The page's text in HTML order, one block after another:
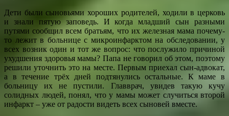
Дети были сыновьями хороших родителей, ходили в церковь
и знали пятую заповедь. И когда младший сын разными
путями сообщил всем братьям, что их железная мама почему-
то лежит в больнице с микроинфарктом на обследовании, у
всех возник один и тот же вопрос: что послужило причиной
ухудшения здоровья мамы? Папа не говорил об этом, поэтому
решили уточнить это на месте. Первым приехал сын-адвокат,
а в течение трёх дней подтянулись остальные. К маме в
больницу их не пустили. Главврач, увидев такую кучу
солидных людей, понял, что у мамы может случиться второй
инфаркт – уже от радости видеть всех сыновей вместе.